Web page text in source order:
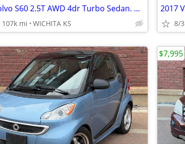
2005 Volvo S60 2.5T AWD 4dr Turbo Sedan. NICE! CLEAN TITLE!
107k mi WICHITA KS 8/3
$7,995